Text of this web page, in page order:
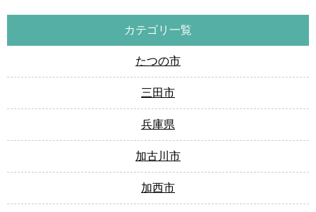
カテゴリ一覧
たつの市
三田市
兵庫県
加古川市
加西市